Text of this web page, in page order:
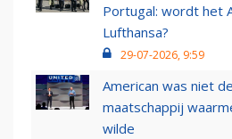
Portugal: wordt het
Lufthansa?
29-07-2026, 9:59
American was niet
maatschappij
wilde